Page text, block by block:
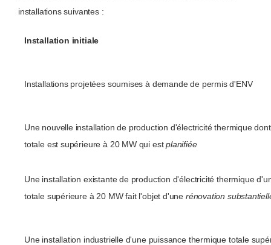
installations suivantes :
Installation initiale
Installations projetées soumises à demande de permis d'ENV
Une nouvelle installation de production d'électricité thermique
totale est supérieure à 20 MW qui estplanifiée
Une installation existante de production d'électricité thermique
totale supérieure à 20 MW fait l'objet d'une rénovation
Une installation industrielle d'une puissance thermique totale